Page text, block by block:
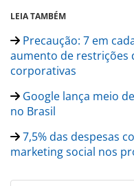
LEIA TAMBÉM
Precaução: 7 em
aumento de restrições
corporativas
Google lança meio
no Brasil
7,5% das despesas
marketing social nos